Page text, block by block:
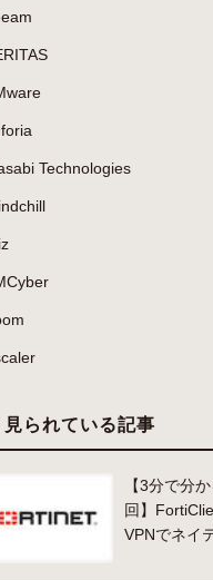
Technologies
見られている記事
【3分で分
回】
VPNでネイ